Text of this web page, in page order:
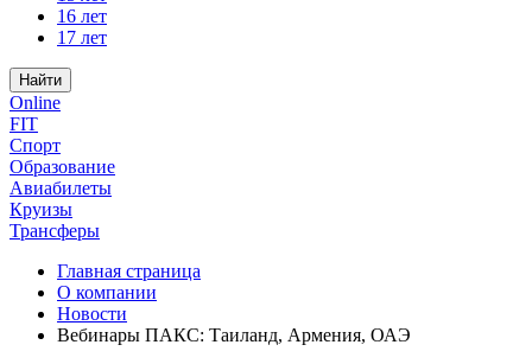
16 лет
17 лет
Найти
Online
FIT
Спорт
Образование
Авиабилеты
Круизы
Трансферы
Главная страница
О компании
Новости
Вебинары ПАКС: Таиланд, Армения, ОАЭ